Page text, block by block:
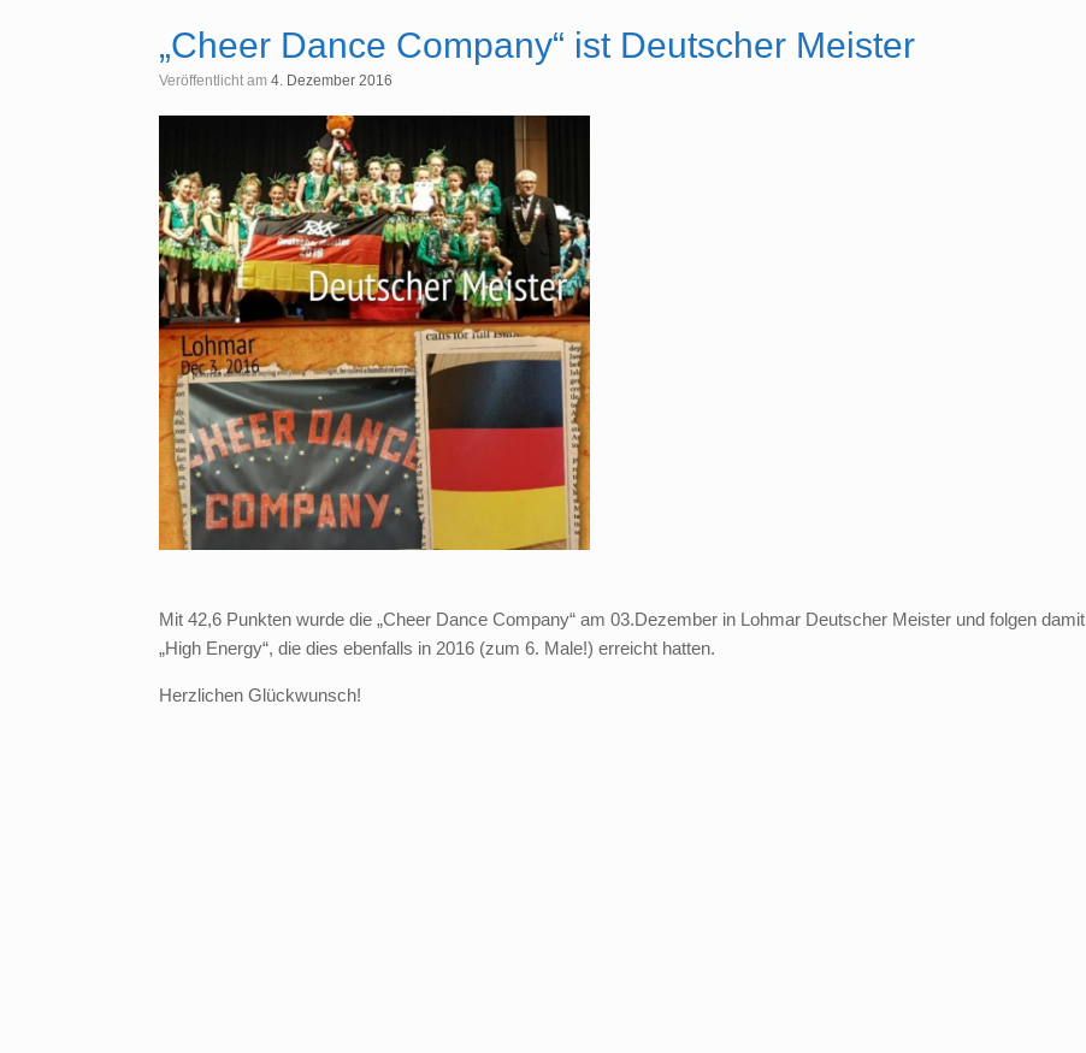
„Cheer Dance Company“ ist Deutscher Meister
Veröffentlicht am 4. Dezember 2016
Mit 42,6 Punkten wurde die „Cheer Dance Company“ am 03.Dezember in Lohmar Deutscher Meister und folgen damit
„High Energy“, die dies ebenfalls in 2016 (zum 6. Male!) erreicht hatten.
Herzlichen Glückwunsch!